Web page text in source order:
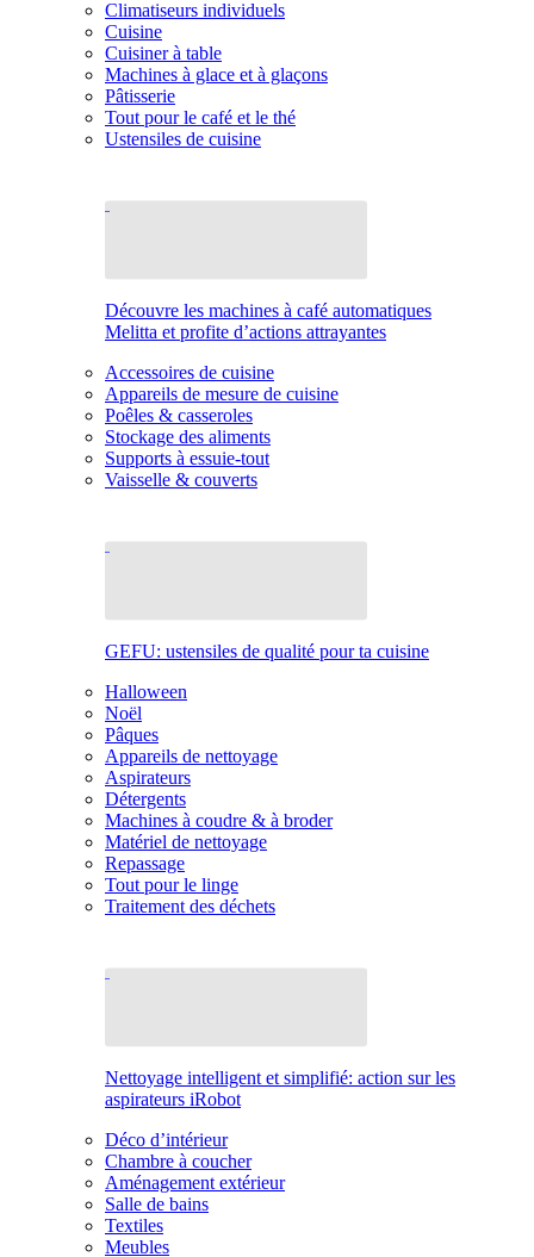
Climatiseurs individuels
Cuisine
Cuisiner à table
Machines à glace et à glaçons
Pâtisserie
Tout pour le café et le thé
Ustensiles de cuisine
Découvre les machines à café automatiques
Melitta et profite d’actions attrayantes
Accessoires de cuisine
Appareils de mesure de cuisine
Poêles & casseroles
Stockage des aliments
Supports à essuie-tout
Vaisselle & couverts
GEFU: ustensiles de qualité pour ta cuisine
Halloween
Noël
Pâques
Appareils de nettoyage
Aspirateurs
Détergents
Machines à coudre & à broder
Matériel de nettoyage
Repassage
Tout pour le linge
Traitement des déchets
Nettoyage intelligent et simplifié: action sur les
aspirateurs iRobot
Déco d’intérieur
Chambre à coucher
Aménagement extérieur
Salle de bains
Textiles
Meubles